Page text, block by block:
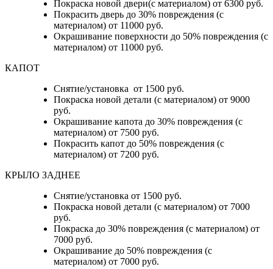
Покраска новой двери(с материалом) от 6300 руб.
Покрасить дверь до 30% повреждения (с
материалом) от 11000 руб.
Окрашивание поверхности до 50% повреждения (с
материалом) от 11000 руб.
КАПОТ
Снятие/установка от 1500 руб.
Покраска новой детали (с материалом) от 9000
руб.
Окрашивание капота до 30% повреждения (с
материалом) от 7500 руб.
Покрасить капот до 50% повреждения (с
материалом) от 7200 руб.
КРЫЛО ЗАДНЕЕ
Снятие/установка от 1500 руб.
Покраска новой детали (с материалом) от 7000
руб.
Покраска до 30% повреждения (с материалом) от
7000 руб.
Окрашивание до 50% повреждения (с
материалом) от 7000 руб.